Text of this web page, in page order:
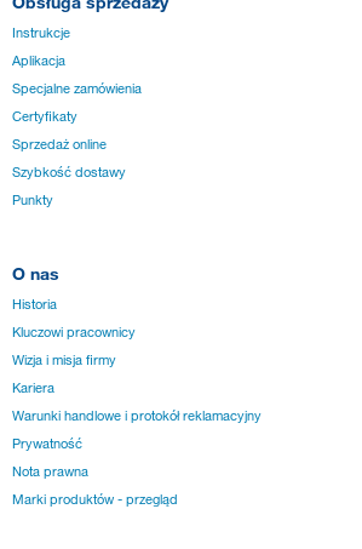
Instrukcje
Aplikacja
Specjalne zamówienia
Certyfikaty
Sprzedaż online
Szybkość dostawy
Punkty
O nas
Historia
Kluczowi pracownicy
Wizja i misja firmy
Kariera
Warunki handlowe i protokół reklamacyjny
Prywatność
Nota prawna
Marki produktów - przegląd